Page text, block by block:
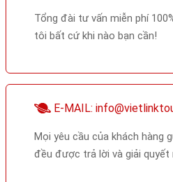
Tổng đài tư vấn miễn phí